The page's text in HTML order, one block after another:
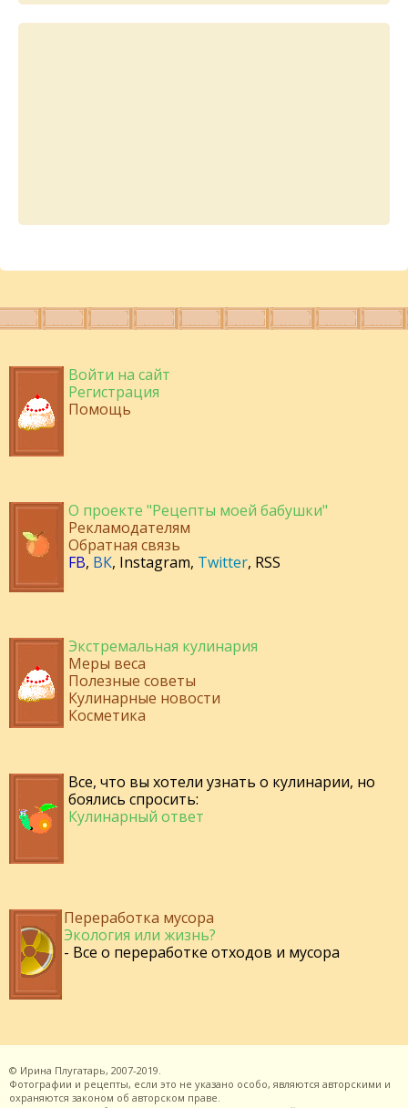
Войти на сайт
Регистрация
Помощь
О проекте "Рецепты моей бабушки"
Рекламодателям
Обратная связь
FB, ВК, Instagram, Twitter, RSS
Экстремальная кулинария
Меры веса
Полезные советы
Кулинарные новости
Косметика
Все, что вы хотели узнать о кулинарии, но
боялись спросить:
Кулинарный ответ
Переработка мусора
Экология или жизнь?
- Все о переработке отходов и мусора
© Ирина Плугатарь, 2007-2019.
Фотографии и рецепты, если это не указано особо, являются авторскими и
охраняются законом об авторском праве.